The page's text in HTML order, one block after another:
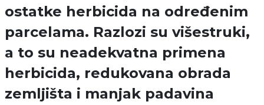
ostatke herbicida na određenim
parcelama. Razlozi su višestruki,
a to su neadekvatna primena
herbicida, redukovana obrada
zemljišta i manjak padavina